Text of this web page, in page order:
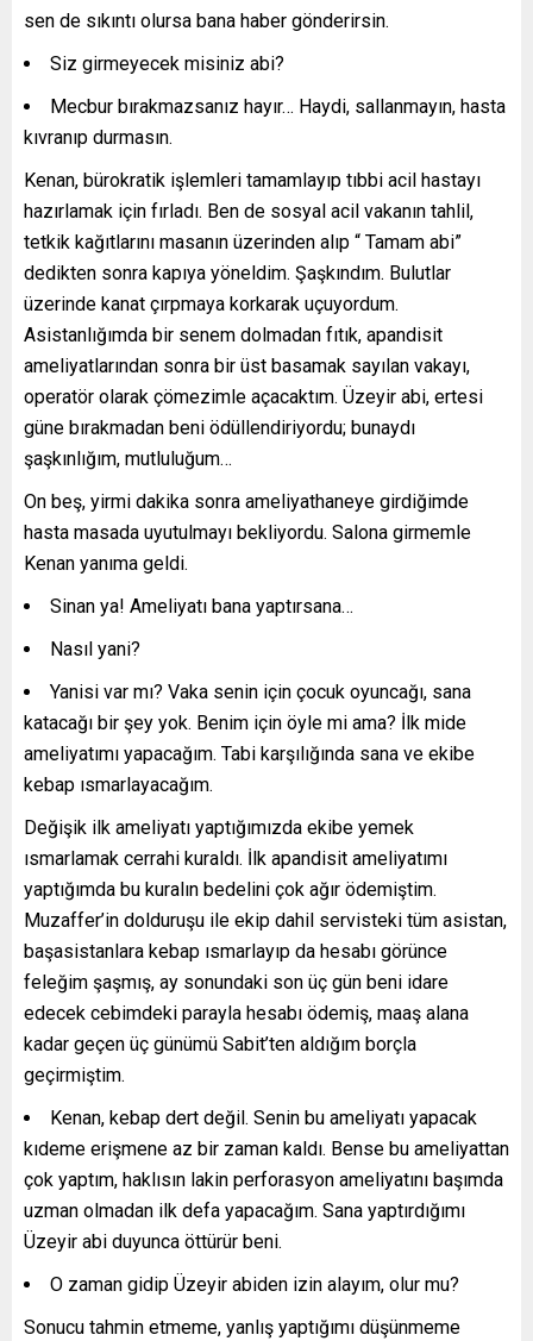
sen de sıkıntı olursa bana haber gönderirsin.
Siz girmeyecek misiniz abi?
Mecbur bırakmazsanız hayır… Haydi, sallanmayın, hasta
kıvranıp durmasın.
Kenan, bürokratik işlemleri tamamlayıp tıbbi acil hastayı
hazırlamak için fırladı. Ben de sosyal acil vakanın tahlil,
tetkik kağıtlarını masanın üzerinden alıp “ Tamam abi”
dedikten sonra kapıya yöneldim. Şaşkındım. Bulutlar
üzerinde kanat çırpmaya korkarak uçuyordum.
Asistanlığımda bir senem dolmadan fıtık, apandisit
ameliyatlarından sonra bir üst basamak sayılan vakayı,
operatör olarak çömezimle açacaktım. Üzeyir abi, ertesi
güne bırakmadan beni ödüllendiriyordu; bunaydı
şaşkınlığım, mutluluğum…
On beş, yirmi dakika sonra ameliyathaneye girdiğimde
hasta masada uyutulmayı bekliyordu. Salona girmemle
Kenan yanıma geldi.
Sinan ya! Ameliyatı bana yaptırsana…
Nasıl yani?
Yanisi var mı? Vaka senin için çocuk oyuncağı, sana
katacağı bir şey yok. Benim için öyle mi ama? İlk mide
ameliyatımı yapacağım. Tabi karşılığında sana ve ekibe
kebap ısmarlayacağım.
Değişik ilk ameliyatı yaptığımızda ekibe yemek
ısmarlamak cerrahi kuraldı. İlk apandisit ameliyatımı
yaptığımda bu kuralın bedelini çok ağır ödemiştim.
Muzaffer’in dolduruşu ile ekip dahil servisteki tüm asistan,
başasistanlara kebap ısmarlayıp da hesabı görünce
feleğim şaşmış, ay sonundaki son üç gün beni idare
edecek cebimdeki parayla hesabı ödemiş, maaş alana
kadar geçen üç günümü Sabit’ten aldığım borçla
geçirmiştim.
Kenan, kebap dert değil. Senin bu ameliyatı yapacak
kıdeme erişmene az bir zaman kaldı. Bense bu ameliyattan
çok yaptım, haklısın lakin perforasyon ameliyatını başımda
uzman olmadan ilk defa yapacağım. Sana yaptırdığımı
Üzeyir abi duyunca öttürür beni.
O zaman gidip Üzeyir abiden izin alayım, olur mu?
Sonucu tahmin etmeme, yanlış yaptığımı düşünmeme